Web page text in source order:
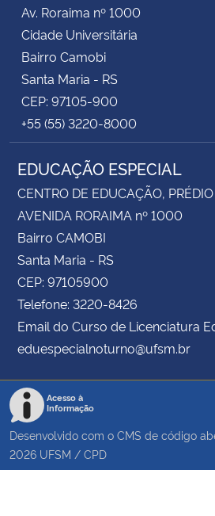
Av. Roraima nº 1000
Cidade Universitária
Bairro Camobi
Santa Maria - RS
CEP: 97105-900
+55 (55) 3220-8000
EDUCAÇÃO ESPECIAL
CENTRO DE EDUCAÇÃO,
AVENIDA RORAIMA nº 1000
Bairro CAMOBI
Santa Maria - RS
CEP: 97105900
Telefone: 3220-8426
Email do Curso de Licenciatura
eduespecialnoturno@ufsm.br
Acesso à
Informação
Desenvolvido com o CMS de código
2026 UFSM / CPD